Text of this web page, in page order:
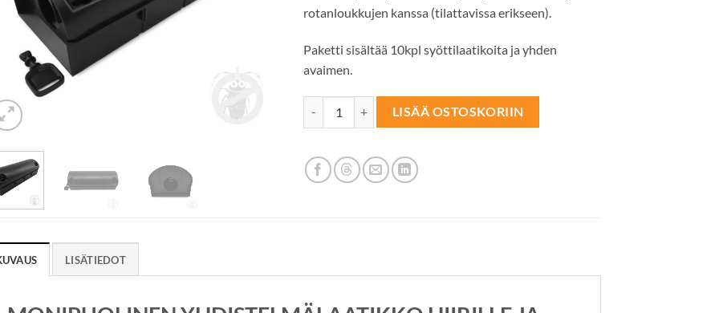
rotanloukkujen kanssa (tilattavissa erikseen).
Paketti sisältää 10kpl syöttilaatikoita ja yhden
avaimen.
SYÖTTILAATIKKO Multi musta 10kpl määrä
LISÄÄ OSTOSKORIIN
LISÄTIEDOT